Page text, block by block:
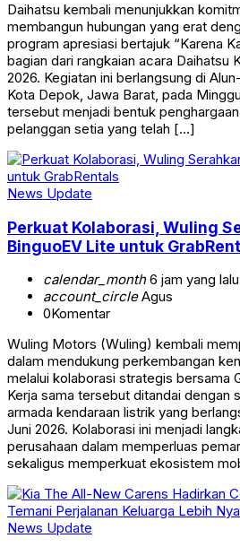
Daihatsu kembali menunjukkan
membangun hubungan yang erat
program apresiasi bertajuk “Karena
bagian dari rangkaian acara Daihatsu
2026. Kegiatan ini berlangsung di
Kota Depok, Jawa Barat, pada
tersebut menjadi bentuk
pelanggan setia yang telah […]
News Update
Perkuat Kolaborasi, Wuling
BinguoEV Lite untuk
calendar_month6 jam yang lalu
account_circleAgus
0Komentar
Wuling Motors (Wuling) kembali
dalam mendukung perkembangan
melalui kolaborasi strategis bersama
Kerja sama tersebut ditandai dengan
armada kendaraan listrik yang
Juni 2026. Kolaborasi ini menjadi
perusahaan dalam memperluas
sekaligus memperkuat ekosistem
News Update